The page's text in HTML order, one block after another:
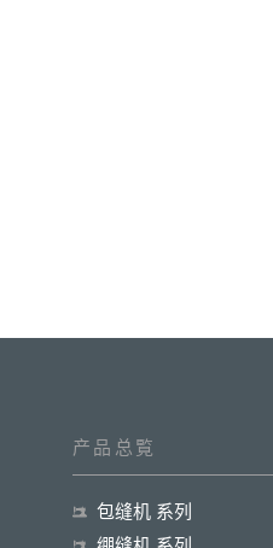
产品总覧
包缝机 系列